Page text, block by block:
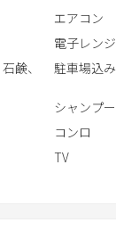
エアコン
電子レンジ
鹸、
駐車場込み
シャンプー
コンロ
TV